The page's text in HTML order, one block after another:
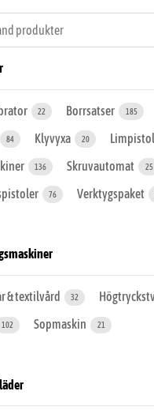
22 Borrsatser 185
84 Klyvyxa 20
136 Skruvautomat 25
76 Verktygspaket
& textilvård 32
102 Sopmaskin 21